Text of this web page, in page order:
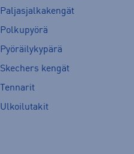
Paljasjalkakengät
Polkupyörä
Pyöräilykypärä
Skechers kengät
Tennarit
Ulkoilutakit